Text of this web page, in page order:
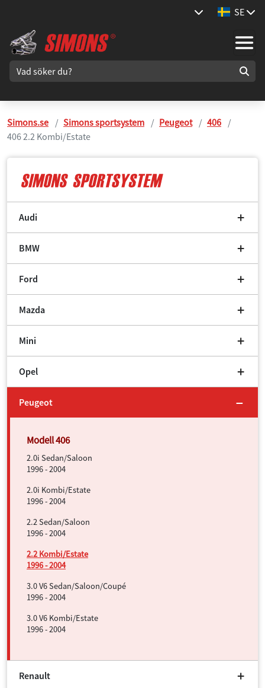
SE
Simons.se Simons sportsystem Peugeot
406
406 2.2 Kombi/Estate
Audi
BMW
Ford
Mazda
Mini
Opel
Peugeot
2.0i Sedan/Saloon
1996 - 2004
2.0i Kombi/Estate
1996 - 2004
2.2 Sedan/Saloon
1996 - 2004
2.2 Kombi/Estate
1996 - 2004
3.0 V6 Sedan/Saloon/Coupé
1996 - 2004
3.0 V6 Kombi/Estate
1996 - 2004
Renault